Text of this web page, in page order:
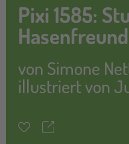
Pixi 1585:
von Simone
illustriert von
MerkzettelTeilen